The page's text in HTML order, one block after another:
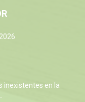
inexistentes en la